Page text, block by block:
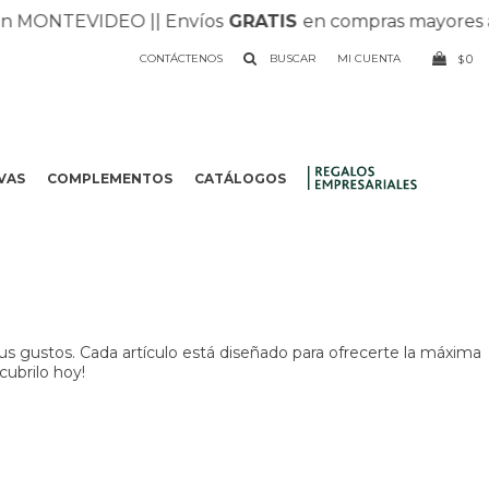
|| EnvíosGRATISen compras mayores a
COMPLEMENTOS CATÁLOGOS
CONTÁCTENOS $0
gustos. Cada artículo está diseñado para ofrecerte la máxima
hoy!